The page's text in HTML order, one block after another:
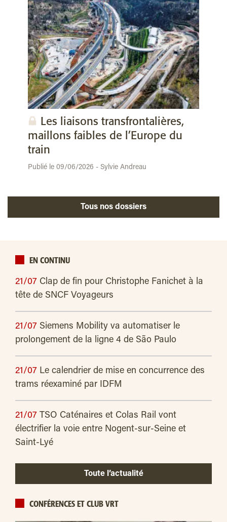
Les liaisons transfrontalières,
maillons faibles de l’Europe du
train
Publié le 09/06/2026 - Sylvie Andreau
Tous nos dossiers
EN CONTINU
21/07 Clap de fin pour Christophe Fanichet à la
tête de SNCF Voyageurs
21/07 Siemens Mobility va automatiser le
prolongement de la ligne 4 de São Paulo
21/07 Le calendrier de mise en concurrence des
trams réexaminé par IDFM
21/07 TSO Caténaires et Colas Rail vont
électrifier la voie entre Nogent-sur-Seine et
Saint-Lyé
Toute l’actualité
CONFÉRENCES ET CLUB VRT